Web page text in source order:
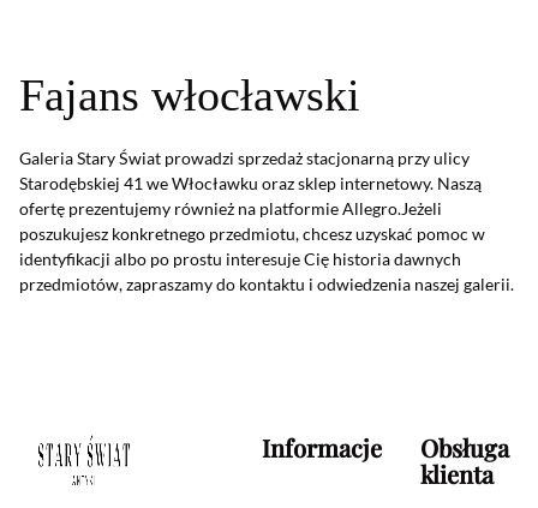
Fajans włocławski
Galeria Stary Świat prowadzi sprzedaż stacjonarną przy ulicy
Starodębskiej 41 we Włocławku oraz sklep internetowy. Naszą
ofertę prezentujemy również na platformie Allegro.Jeżeli
poszukujesz konkretnego przedmiotu, chcesz uzyskać pomoc w
identyfikacji albo po prostu interesuje Cię historia dawnych
przedmiotów, zapraszamy do kontaktu i odwiedzenia naszej galerii.
Informacje
Obsługa
klienta